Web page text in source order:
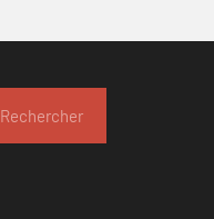
Rechercher